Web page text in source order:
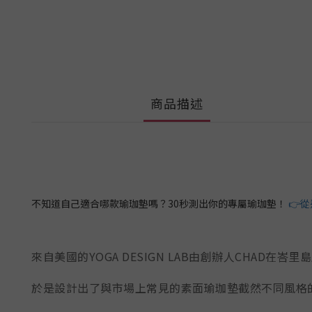
商品描述
不知道自己適合哪款瑜珈墊嗎？30秒測出你的專屬瑜珈墊！ 👉從
來自美國的YOGA DESIGN LAB由創辦人CHAD在峇
於是設計出了與市場上常見的素面瑜珈墊截然不同風